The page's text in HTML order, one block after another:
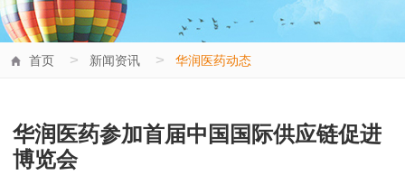
首页 > 新闻资讯 > 华润医药动态
华润医药参加首届中国国际供应链促进
博览会